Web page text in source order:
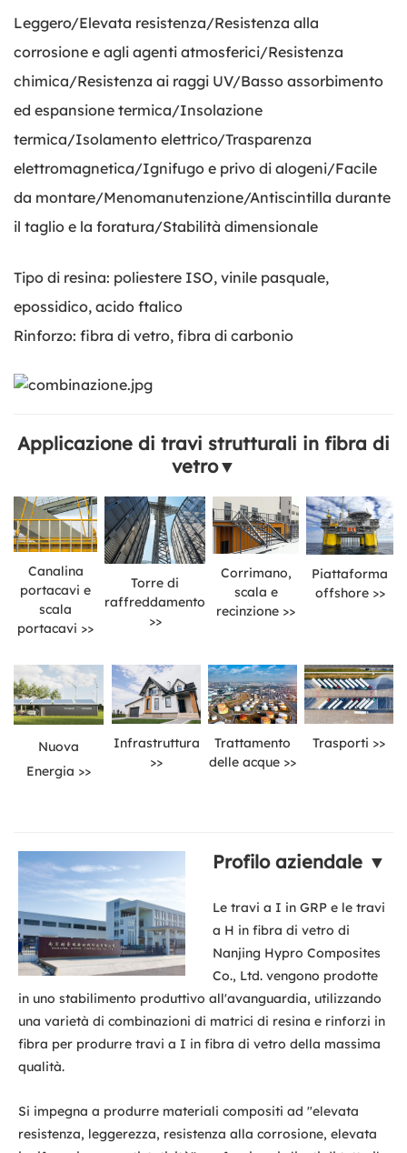
Leggero/Elevata resistenza/Resistenza alla
corrosione e agli agenti atmosferici/Resistenza
chimica/Resistenza ai raggi UV/Basso assorbimento
ed espansione termica/Insolazione
termica/Isolamento elettrico/Trasparenza
elettromagnetica/Ignifugo e privo di alogeni/Facile
da montare/Menomanutenzione/Antiscintilla durante
il taglio e la foratura/Stabilità dimensionale
Tipo di resina: poliestere ISO, vinile pasquale,
epossidico, acido ftalico
Rinforzo: fibra di vetro, fibra di carbonio
Applicazione di travi strutturali in fibra di
vetro▼
Canalina
portacavi e
scala
portacavi >>
Torre di
raffreddamento
>>
Corrimano,
scala e
recinzione >>
Piattaforma
offshore >>
Nuova
Energia >>
Infrastruttura
>>
Trattamento
delle acque >>
Trasporti >>
Profilo aziendale ▼
Le travi a I in GRP e le travi
a H in fibra di vetro di
Nanjing Hypro Composites
Co., Ltd. vengono prodotte
in uno stabilimento produttivo all'avanguardia, utilizzando
una varietà di combinazioni di matrici di resina e rinforzi in
fibra per produrre travi a I in fibra di vetro della massima
qualità.
Si impegna a produrre materiali compositi ad "elevata
resistenza, leggerezza, resistenza alla corrosione, elevata